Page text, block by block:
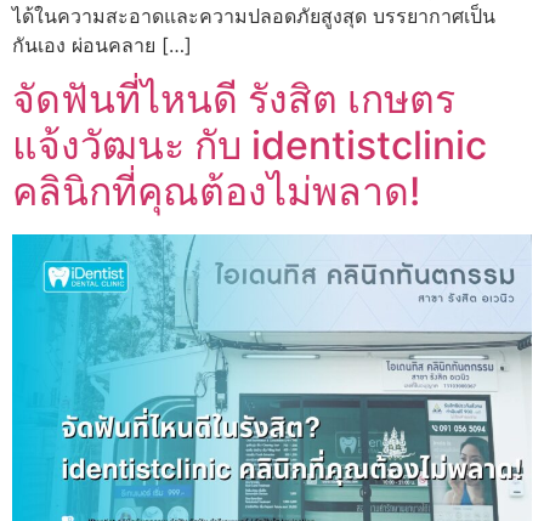
ได้ในความสะอาดและความปลอดภัยสูงสุด บรรยากาศเป็น
กันเอง ผ่อนคลาย […]
จัดฟันที่ไหนดี รังสิต เกษตร
แจ้งวัฒนะ กับ identistclinic
คลินิกที่คุณต้องไม่พลาด!